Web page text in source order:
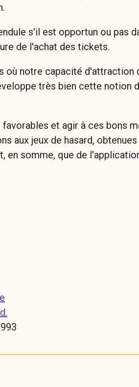
s'il est opportun ou pas
de l'achat des tickets.
où notre capacité
très bien cette notion
et agir à ces bons
aux jeux de hasard,
en somme, que de